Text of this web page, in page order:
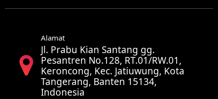
Alamat
Jl. Prabu Kian Santang gg.
Pesantren No.128, RT.01/RW.01,
Keroncong, Kec. Jatiuwung, Kota
Tangerang, Banten 15134,
Indonesia